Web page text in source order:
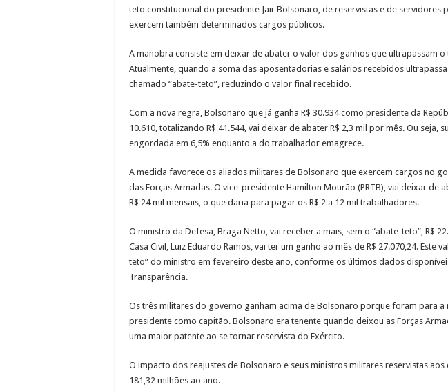
teto constitucional do presidente Jair Bolsonaro, de reservistas e de servidores
exercem também determinados cargos públicos.
A manobra consiste em deixar de abater o valor dos ganhos que ultrapassam
Atualmente, quando a soma das aposentadorias e salários recebidos ultrapassa
chamado “abate-teto”, reduzindo o valor final recebido.
Com a nova regra, Bolsonaro que já ganha R$ 30.934 como presidente da
10.610, totalizando R$ 41.544, vai deixar de abater R$ 2,3 mil por mês. Ou seja,
engordada em 6,5% enquanto a do trabalhador emagrece.
A medida favorece os aliados militares de Bolsonaro que exercem cargos no
das Forças Armadas. O vice-presidente Hamilton Mourão (PRTB), vai deixar de
R$ 24 mil mensais, o que daria para pagar os R$ 2 a 12 mil trabalhadores.
O ministro da Defesa, Braga Netto, vai receber a mais, sem o “abate-teto”, R$
Casa Civil, Luiz Eduardo Ramos, vai ter um ganho ao mês de R$ 27.070,24. Este
teto” do ministro em fevereiro deste ano, conforme os últimos dados
Transparência.
Os três militares do governo ganham acima de Bolsonaro porque foram para a
presidente como capitão. Bolsonaro era tenente quando deixou as Forças
uma maior patente ao se tornar reservista do Exército.
O impacto dos reajustes de Bolsonaro e seus ministros militares reservistas aos
181,32 milhões ao ano.